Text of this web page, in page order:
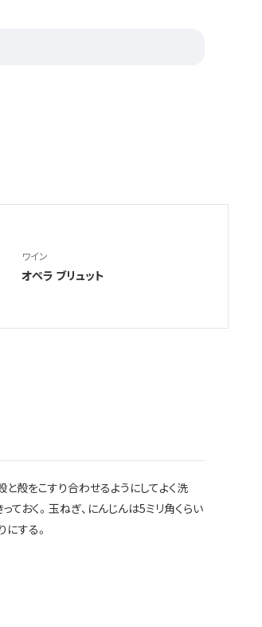
ワイン
オペラ ブリュット
と殻をこすり合わせるようにしてよく洗
っておく。玉ねぎ、にんじんは5ミリ角くらい
にする。